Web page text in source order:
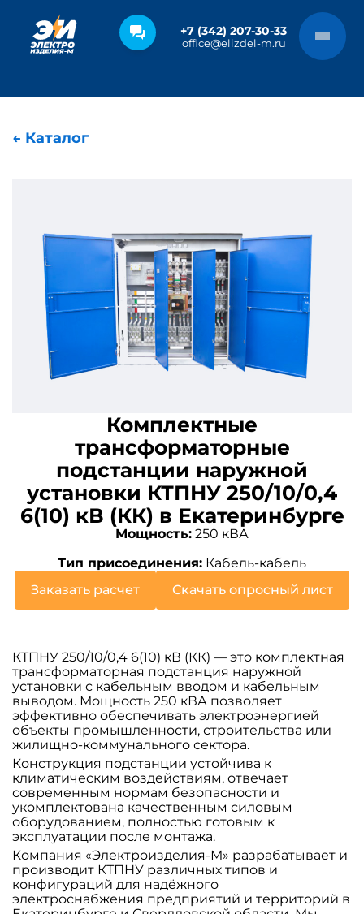
+7 (342) 207-30-33
office@elizdel-m.ru
← Каталог
Комплектные
трансформаторные
подстанции наружной
установки КТПНУ 250/10/0,4
6(10) кВ (КК) в Екатеринбурге
Мощность: 250 кВА
Тип присоединения: Кабель-кабель
Заказать расчет
Скачать опросный лист
КТПНУ 250/10/0,4 6(10) кВ (КК) — это комплектная
трансформаторная подстанция наружной
установки с кабельным вводом и кабельным
выводом. Мощность 250 кВА позволяет
эффективно обеспечивать электроэнергией
объекты промышленности, строительства или
жилищно-коммунального сектора.
Конструкция подстанции устойчива к
климатическим воздействиям, отвечает
современным нормам безопасности и
укомплектована качественным силовым
оборудованием, полностью готовым к
эксплуатации после монтажа.
Компания «Электроизделия-М» разрабатывает и
производит КТПНУ различных типов и
конфигураций для надёжного
электроснабжения предприятий и территорий в